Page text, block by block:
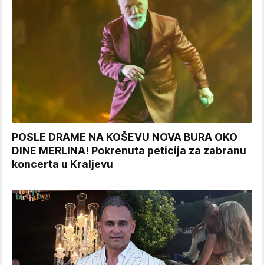
POSLE DRAME NA KOŠEVU NOVA BURA OKO
DINE MERLINA! Pokrenuta peticija za zabranu
koncerta u Kraljevu